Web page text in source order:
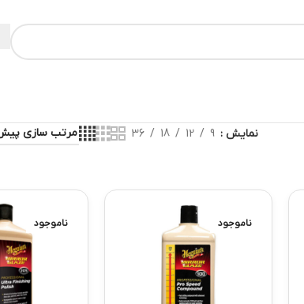
نمایش 9
12
18
36
ناموجود ناموجود